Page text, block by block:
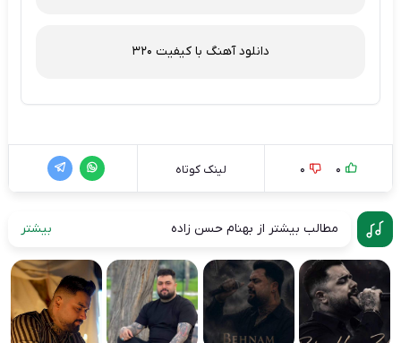
دانلود آهنگ با کیفیت 320
0
0 لینک کوتاه
مطالب بیشتر از بهنام حسن زاده بیشتر